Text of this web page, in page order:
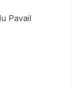
Pavail